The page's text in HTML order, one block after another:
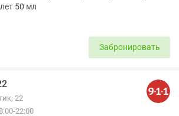
50 мл
Забронировать
22
22:00